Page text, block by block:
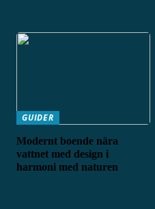
GUIDER
Modernt boende nära
vattnet med design i
harmoni med naturen